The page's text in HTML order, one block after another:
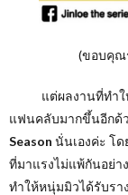
(ขอบคุณ
แต่ผลงานที่ทำให้มิ
แฟนคลับมากขึ้นอีกด้
Season นั่นเองค่ะ โ
ที่มาแรงไม่แพ้กันอย่า
ทำให้หนุ่มมิวได้รับรา